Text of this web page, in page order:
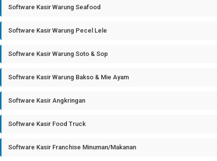
Software Kasir Warung Seafood
Software Kasir Warung Pecel Lele
Software Kasir Warung Soto & Sop
Software Kasir Warung Bakso & Mie Ayam
Software Kasir Angkringan
Software Kasir Food Truck
Software Kasir Franchise Minuman/Makanan